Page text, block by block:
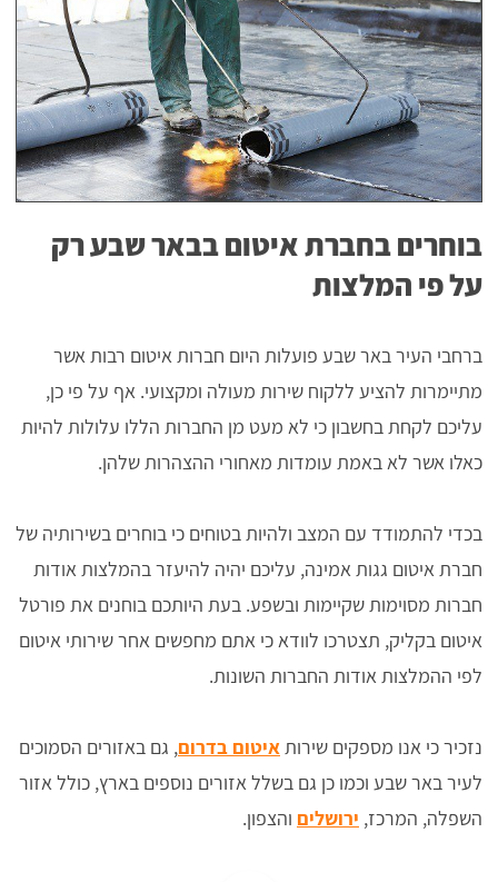
בוחרים בחברת איטום בבאר שבע רק
על פי המלצות
ברחבי העיר באר שבע פועלות היום חברות איטום רבות אשר
מתיימרות להציע ללקוח שירות מעולה ומקצועי. אף על פי כן,
עליכם לקחת בחשבון כי לא מעט מן החברות הללו עלולות להיות
כאלו אשר לא באמת עומדות מאחורי ההצהרות שלהן.
בכדי להתמודד עם המצב ולהיות בטוחים כי בוחרים בשירותיה של
חברת איטום גגות אמינה, עליכם יהיה להיעזר בהמלצות אודות
חברות מסוימות שקיימות ובשפע. בעת היותכם בוחנים את פורטל
איטום בקליק, תצטרכו לוודא כי אתם מחפשים אחר שירותי איטום
לפי ההמלצות אודות החברות השונות.
נזכיר כי אנו מספקים שירותאיטום בדרום, גם באזורים הסמוכים
לעיר באר שבע וכמו כן גם בשלל אזורים נוספים בארץ, כולל אזור
השפלה, המרכז, ירושלים והצפון.